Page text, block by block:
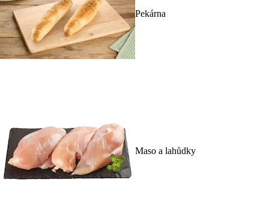
Pekárna
Maso a lahůdky